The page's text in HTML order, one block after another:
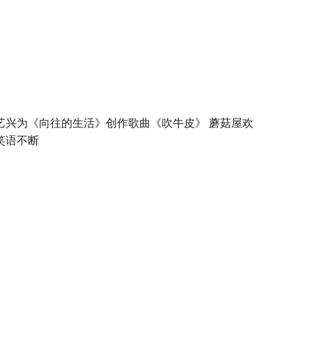
兴为《向往的生活》创作歌曲《吹牛皮》 蘑菇屋欢
语不断